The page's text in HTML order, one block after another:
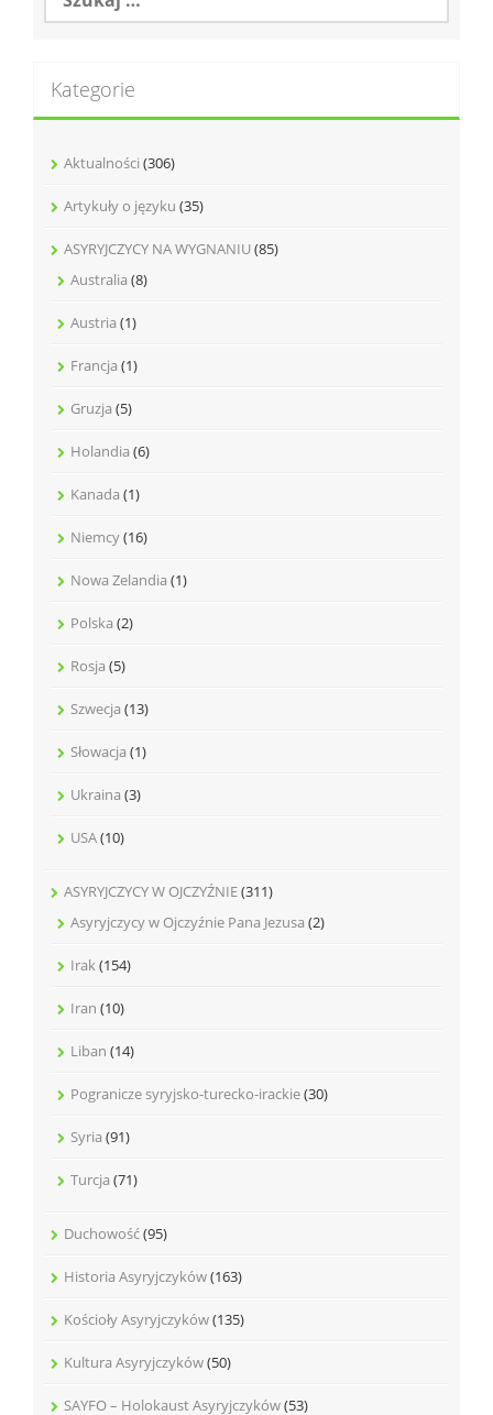
Kategorie
Aktualności (306)
Artykuły o języku (35)
ASYRYJCZYCY NA WYGNANIU(85)
Australia (8)
Austria (1)
Francja (1)
Gruzja (5)
Holandia (6)
Kanada (1)
Niemcy(16)
Nowa Zelandia (1)
Polska (2)
Rosja (5)
Szwecja (13)
Słowacja (1)
Ukraina (3)
USA(10)
ASYRYJCZYCY W OJCZYŹNIE(311)
Asyryjczycy w Ojczyźnie Pana Jezusa (2)
Irak(154)
Iran (10)
Liban (14)
Pogranicze syryjsko-turecko-irackie(30)
Syria (91)
Turcja (71)
Duchowość(95)
Historia Asyryjczyków(163)
Kościoły Asyryjczyków(135)
Kultura Asyryjczyków(50)
SAYFO – Holokaust Asyryjczyków(53)